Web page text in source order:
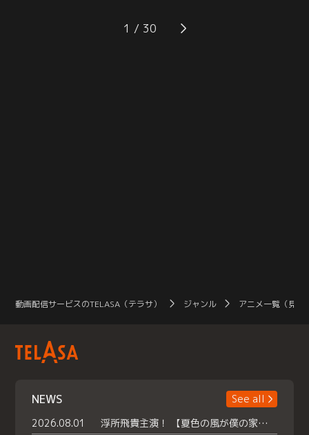
えていた歪んだチャクラのような影
はすべて錯覚だったのではないかと
自興味のある職場を見学するよう指
示。ボルトは、シカダイ、ミツキと
1
動画配信サービスのTELASA（テラサ） ジャンル アニメ一覧（見放
NEWS
See all
2026.08.01
浮所飛貴主演！ 【夏色の風が僕の家にやってきた】 本日よりテラサで独占配信スタート！